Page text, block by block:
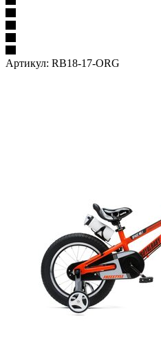
Артикул: RB18-17-ORG